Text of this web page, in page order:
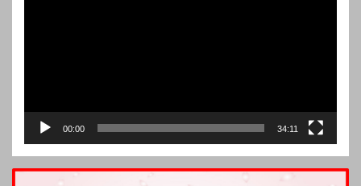
00:00 34:11